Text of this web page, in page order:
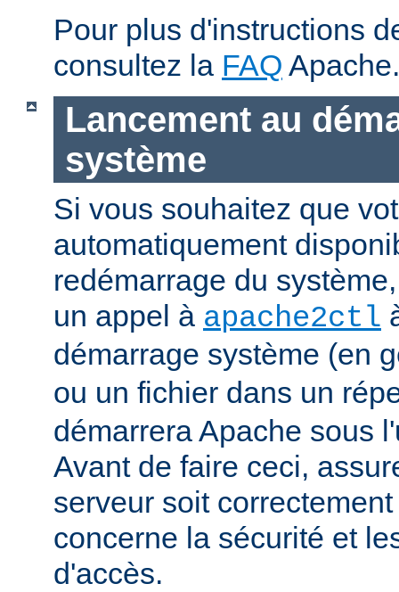
Pour plus d'instructions
consultez la FAQ Apache.
Lancement au
système
Si vous souhaitez que
automatiquement
redémarrage du
un appel à apache2ctl
démarrage système (en
ou un fichier dans un
démarrera Apache sous
Avant de faire ceci,
serveur soit
concerne la sécurité et
d'accès.